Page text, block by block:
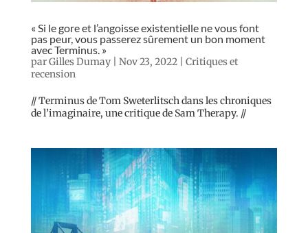
« Si le gore et l’angoisse existentielle ne vous font
pas peur, vous passerez sûrement un bon moment
avec Terminus. »
parGilles Dumay| Nov 23, 2022| Critiques et
recension
// Terminus de Tom Sweterlitsch dans les chroniques
de l’imaginaire, une critique de Sam Therapy. //